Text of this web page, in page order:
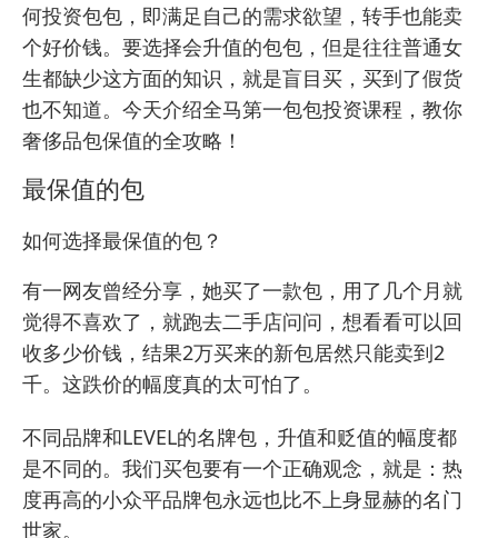
何投资包包，即满足自己的需求欲望，转手也能卖
个好价钱。要选择会升值的包包，但是往往普通女
生都缺少这方面的知识，就是盲目买，买到了假货
也不知道。今天介绍全马第一包包投资课程，教你
奢侈品包保值的全攻略！
最保值的包
如何选择最保值的包？
有一网友曾经分享，她买了一款包，用了几个月就
觉得不喜欢了，就跑去二手店问问，想看看可以回
收多少价钱，结果2万买来的新包居然只能卖到2
千。这跌价的幅度真的太可怕了。
不同品牌和LEVEL的名牌包，升值和贬值的幅度都
是不同的。我们买包要有一个正确观念，就是：热
度再高的小众平品牌包永远也比不上身显赫的名门
世家。